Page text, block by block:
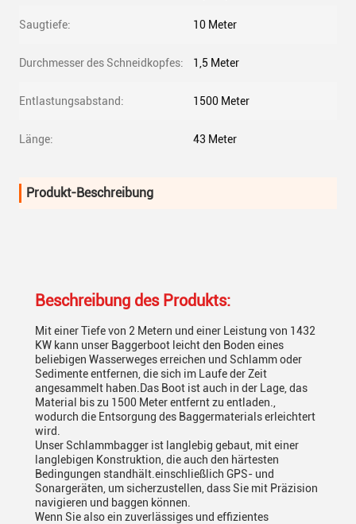
Saugtiefe: 10 Meter
Durchmesser des Schneidkopfes: 1,5 Meter
Entlastungsabstand: 1500 Meter
Länge: 43 Meter
Produkt-Beschreibung
Beschreibung des Produkts:
Mit einer Tiefe von 2 Metern und einer Leistung von 1432
KW kann unser Baggerboot leicht den Boden eines
beliebigen Wasserweges erreichen und Schlamm oder
Sedimente entfernen, die sich im Laufe der Zeit
angesammelt haben.Das Boot ist auch in der Lage, das
Material bis zu 1500 Meter entfernt zu entladen.,
wodurch die Entsorgung des Baggermaterials erleichtert
wird.
Unser Schlammbagger ist langlebig gebaut, mit einer
langlebigen Konstruktion, die auch den härtesten
Bedingungen standhält.einschließlich GPS- und
Sonargeräten, um sicherzustellen, dass Sie mit Präzision
navigieren und baggen können.
Wenn Sie also ein zuverlässiges und effizientes